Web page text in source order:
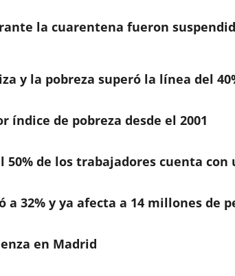
la cuarentena fueron
y la pobreza superó la línea del
índice de pobreza desde el 2001
50% de los trabajadores cuenta
a 32% y ya afecta a 14 millones de
en Madrid